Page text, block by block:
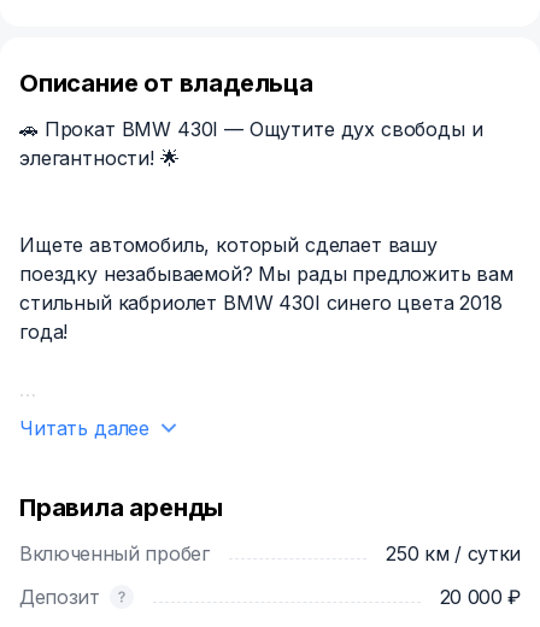
Описание от владельца
🚗 Прокат BMW 430I — Ощутите дух свободы и
элегантности! 🌟
Ищете автомобиль, который сделает вашу
поездку незабываемой? Мы рады предложить вам
стильный кабриолет BMW 430I синего цвета 2018
года!
- Кузов: Кабриолет, 4 места — идеально для
- Двигатель: Мощный 2.0 бензиновый двигатель с
Читать далее
Правила аренды
Включенный пробег
250 км / сутки
Депозит
20 000 ₽